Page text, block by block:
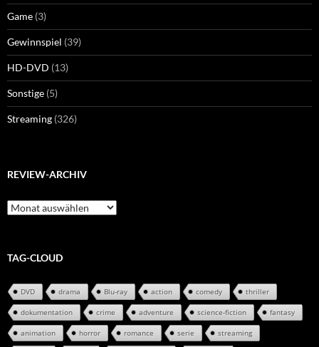
Game (3)
Gewinnspiel (39)
HD-DVD (13)
Sonstige (5)
Streaming (326)
REVIEW-ARCHIV
Review-
Archiv
TAG-CLOUD
DVD drama Blu-ray action comedy thriller
dokumentation crime adventure science-fiction fantasy
animation horror romance serie streaming